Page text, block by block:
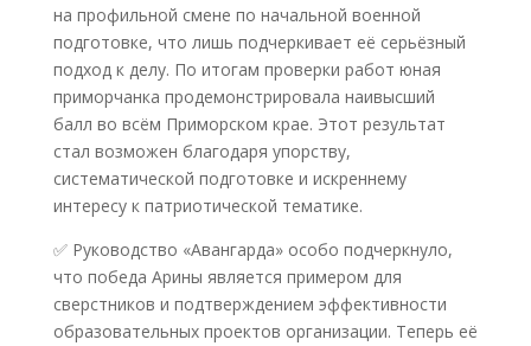
на профильной смене по начальной военной
подготовке, что лишь подчеркивает её серьёзный
подход к делу. По итогам проверки работ юная
приморчанка продемонстрировала наивысший
балл во всём Приморском крае. Этот результат
стал возможен благодаря упорству,
систематической подготовке и искреннему
интересу к патриотической тематике.
✅ Руководство «Авангарда» особо подчеркнуло,
что победа Арины является примером для
сверстников и подтверждением эффективности
образовательных проектов организации. Теперь её